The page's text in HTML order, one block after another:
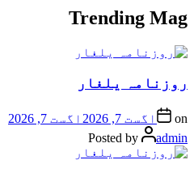
Trending Mag
روزنامہ یلغار
on اگست 7, 2026
اگست 7, 2026
Posted by
admin